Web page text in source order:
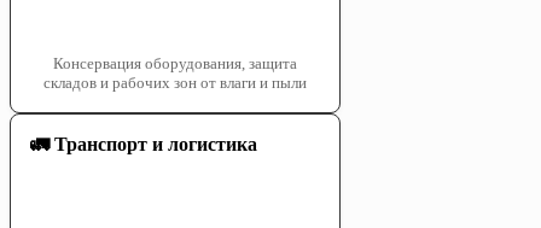
Консервация оборудования, защита
складов и рабочих зон от влаги и пыли
🚛 Транспорт и логистика